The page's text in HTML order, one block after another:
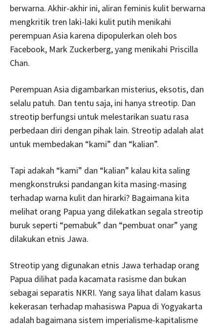
berwarna. Akhir-akhir ini, aliran feminis kulit berwarna
mengkritik tren laki-laki kulit putih menikahi
perempuan Asia karena dipopulerkan oleh bos
Facebook, Mark Zuckerberg, yang menikahi Priscilla
Chan.
Perempuan Asia digambarkan misterius, eksotis, dan
selalu patuh. Dan tentu saja, ini hanya streotip. Dan
streotip berfungsi untuk melestarikan suatu rasa
perbedaan diri dengan pihak lain. Streotip adalah alat
untuk membedakan “kami” dan “kalian”.
Tapi adakah “kami” dan “kalian” kalau kita saling
mengkonstruksi pandangan kita masing-masing
terhadap warna kulit dan hirarki? Bagaimana kita
melihat orang Papua yang dilekatkan segala streotip
buruk seperti “pemabuk” dan “pembuat onar” yang
dilakukan etnis Jawa.
Streotip yang digunakan etnis Jawa terhadap orang
Papua dilihat pada kacamata rasisme dan bukan
sebagai separatis NKRI. Yang saya lihat dalam kasus
kekerasan terhadap mahasiswa Papua di Yogyakarta
adalah bagaimana sistem imperialisme-kapitalisme